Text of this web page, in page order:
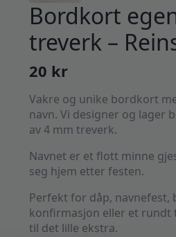
Bordkort
treverk –
20 kr
Vakre og unike bordkort
navn. Vi designer og lager
av 4 mm treverk.
Navnet er et flott minne
seg hjem etter festen.
Perfekt for dåp, navnefest,
konfirmasjon eller et rundt
til det lille ekstra.